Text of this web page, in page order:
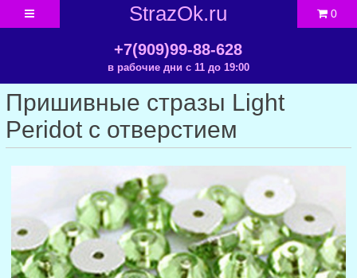
StrazOk.ru
+7(909)99-88-628
в рабочие дни с 11 до 19:00
0
Пришивные стразы Light
Peridot с отверстием